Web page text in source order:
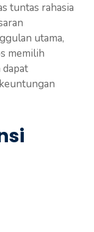
tuntas rahasia
utama,
memilih